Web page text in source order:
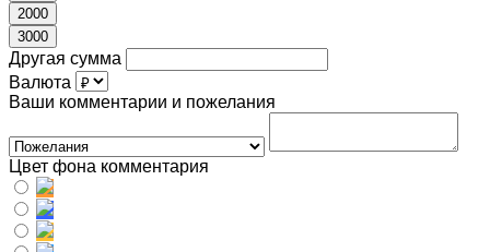
2000
3000
Другая сумма
Валюта
Ваши комментарии и пожелания
Цвет фона комментария